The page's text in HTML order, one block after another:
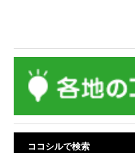
ココシルで検索